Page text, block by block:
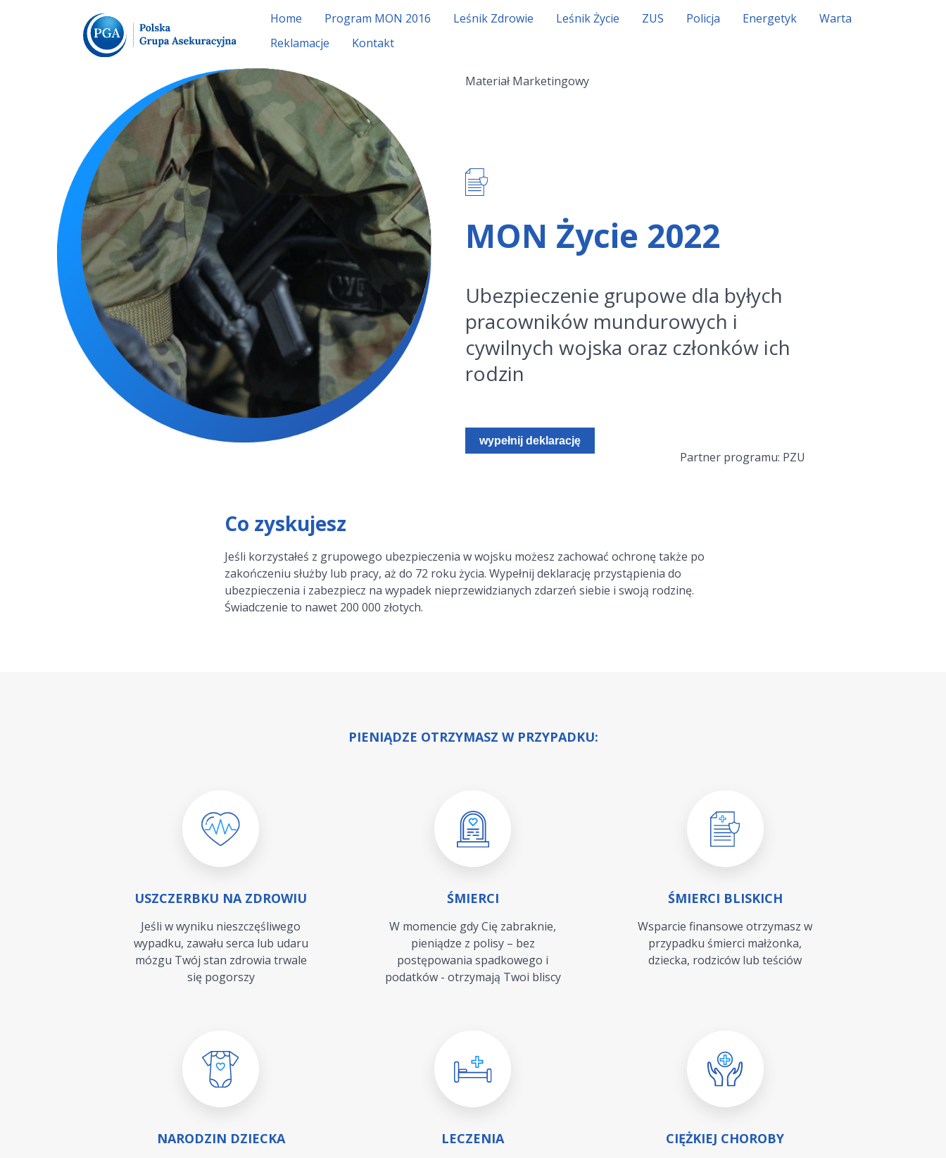
Home Program MON 2016 Leśnik Zdrowie Leśnik Życie ZUS Policja Energetyk
Warta
Reklamacje
Kontakt
Materiał Marketingowy
MON Życie 2022
Ubezpieczenie grupowe dla byłych
pracowników mundurowych i
cywilnych wojska oraz członków ich
rodzin
wypełnij deklarację
Partner programu: PZU
Co zyskujesz
Jeśli korzystałeś z grupowego ubezpieczenia w wojsku możesz zachować ochronę także po
zakończeniu służby lub pracy, aż do 72 roku życia. Wypełnij deklarację przystąpienia do
ubezpieczenia i zabezpiecz na wypadek nieprzewidzianych zdarzeń siebie i swoją rodzinę.
Świadczenie to nawet 200 000 złotych.
PIENIĄDZE OTRZYMASZ W PRZYPADKU:
USZCZERBKU NA ZDROWIU
Jeśli w wyniku nieszczęśliwego
wypadku, zawału serca lub udaru
mózgu Twój stan zdrowia trwale
się pogorszy
ŚMIERCI
W momencie gdy Cię zabraknie,
pieniądze z polisy – bez
postępowania spadkowego i
podatków - otrzymają Twoi bliscy
ŚMIERCI BLISKICH
Wsparcie finansowe otrzymasz w
przypadku śmierci małżonka,
dziecka, rodziców lub teściów
NARODZIN DZIECKA LECZENIA CIĘŻKIEJ CHOROBY